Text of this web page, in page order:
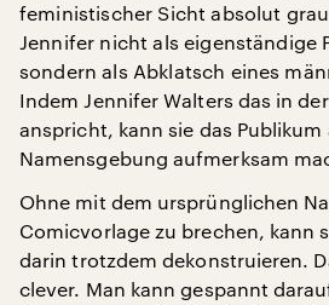
feministischer Sicht absolut
Jennifer nicht als eigenständige
sondern als Abklatsch eines
Indem Jennifer Walters das in
anspricht, kann sie das
Namensgebung aufmerksam
Ohne mit dem ursprünglichen
Comicvorlage zu brechen, kann
darin trotzdem dekonstruieren.
clever. Man kann gespannt